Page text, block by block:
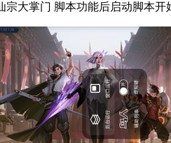
大掌门 脚本功能后启动脚本开